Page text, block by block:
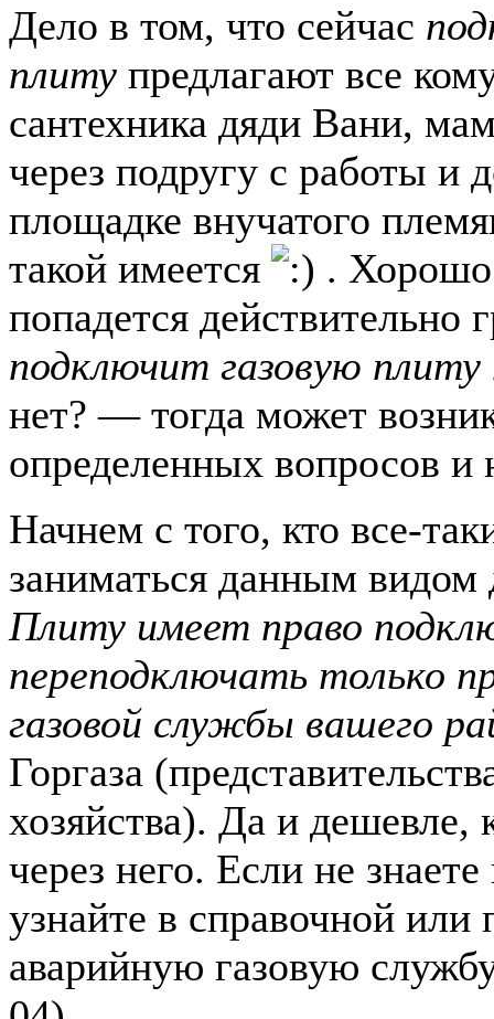
Дело в том, что сейчас
плиту предлагают все
сантехника дяди Вани,
через подругу с работы и
площадке внучатого
такой имеется
. Хорошо
попадется действительно
подключит газовую плиту
нет? — тогда может
определенных вопросов и
Начнем с того, кто все-
заниматься данным видом
Плиту имеет право
переподключать только
газовой службы вашего
Горгаза
хозяйства). Да и дешевле,
через него. Если не
узнайте в справочной или
аварийную газовую